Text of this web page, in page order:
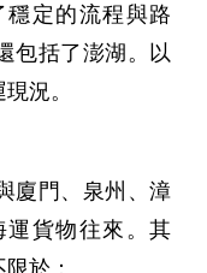
定的流程與路
包括了澎湖。以
況。
廈門、泉州、漳
貨物往來。其